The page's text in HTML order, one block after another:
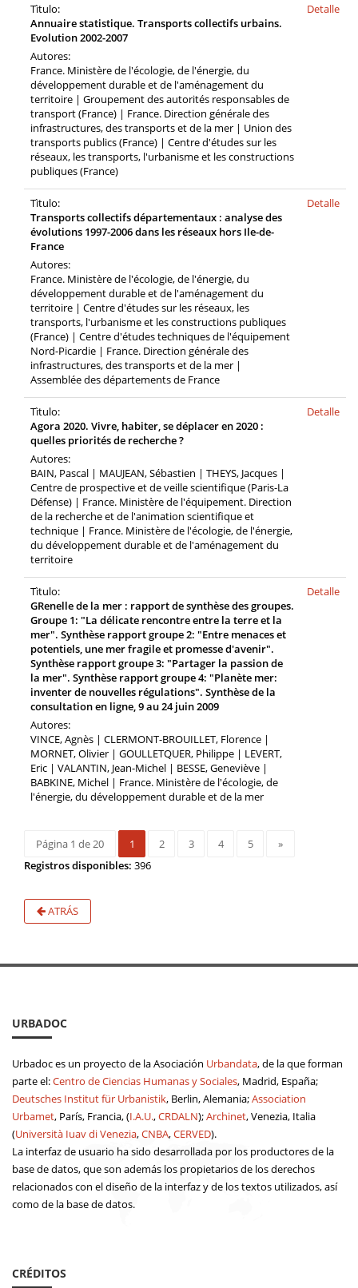
Tìtulo:
Annuaire statistique. Transports collectifs urbains.
Evolution 2002-2007
Autores:
France. Ministère de l'écologie, de l'énergie, du
développement durable et de l'aménagement du
territoire | Groupement des autorités responsables de
transport (France) | France. Direction générale des
infrastructures, des transports et de la mer | Union des
transports publics (France) | Centre d'études sur les
réseaux, les transports, l'urbanisme et les constructions
publiques (France)
Detalle
Tìtulo:
Transports collectifs départementaux : analyse des
évolutions 1997-2006 dans les réseaux hors Ile-de-
France
Autores:
France. Ministère de l'écologie, de l'énergie, du
développement durable et de l'aménagement du
territoire | Centre d'études sur les réseaux, les
transports, l'urbanisme et les constructions publiques
(France) | Centre d'études techniques de l'équipement
Nord-Picardie | France. Direction générale des
infrastructures, des transports et de la mer |
Assemblée des départements de France
Detalle
Tìtulo:
Agora 2020. Vivre, habiter, se déplacer en 2020 :
quelles priorités de recherche ?
Autores:
BAIN, Pascal | MAUJEAN, Sébastien | THEYS, Jacques |
Centre de prospective et de veille scientifique (Paris-La
Défense) | France. Ministère de l'équipement. Direction
de la recherche et de l'animation scientifique et
technique | France. Ministère de l'écologie, de l'énergie,
du développement durable et de l'aménagement du
territoire
Detalle
Tìtulo:
GRenelle de la mer : rapport de synthèse des groupes.
Groupe 1: "La délicate rencontre entre la terre et la
mer". Synthèse rapport groupe 2: "Entre menaces et
potentiels, une mer fragile et promesse d'avenir".
Synthèse rapport groupe 3: "Partager la passion de
la mer". Synthèse rapport groupe 4: "Planète mer:
inventer de nouvelles régulations". Synthèse de la
consultation en ligne, 9 au 24 juin 2009
Autores:
VINCE, Agnès | CLERMONT-BROUILLET, Florence |
MORNET, Olivier | GOULLETQUER, Philippe | LEVERT,
Eric | VALANTIN, Jean-Michel | BESSE, Geneviève |
BABKINE, Michel | France. Ministère de l'écologie, de
l'énergie, du développement durable et de la mer
Detalle
Página 1 de 20 1 2 3 4 5
»
Registros disponibles: 396
ATRÁS
URBADOC
Urbadoc es un proyecto de la Asociación Urbandata, de la que forman
parte el:Centro de Ciencias Humanas y Sociales, Madrid, España;
Deutsches Institut für Urbanistik, Berlin, Alemania;Association
Urbamet, París, Francia, (I.A.U.,CRDALN);Archinet, Venezia, Italia
(Università Iuav di Venezia,CNBA,CERVED).
La interfaz de usuario ha sido desarrollada por los productores de la
base de datos, que son además los propietarios de los derechos
relacionados con el diseño de la interfaz y de los textos utilizados, así
como de la base de datos.
CRÉDITOS